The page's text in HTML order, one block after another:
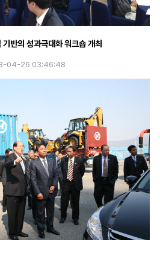
반의 성과극대화 워크숍 개최
04-26 03:46:48